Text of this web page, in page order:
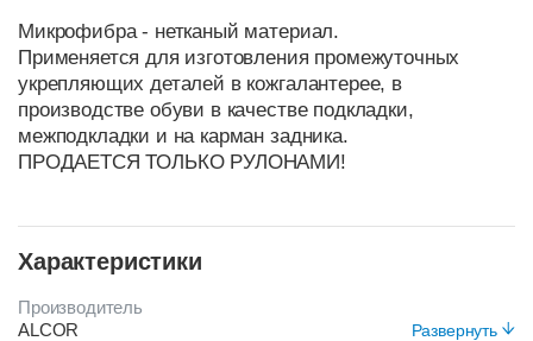
Микрофибра - нетканый материал.
Применяется для изготовления промежуточных
укрепляющих деталей в кожгалантерее, в
производстве обуви в качестве подкладки,
межподкладки и на карман задника.
ПРОДАЕТСЯ ТОЛЬКО РУЛОНАМИ!
Характеристики
Развернуть
Производитель
ALCOR